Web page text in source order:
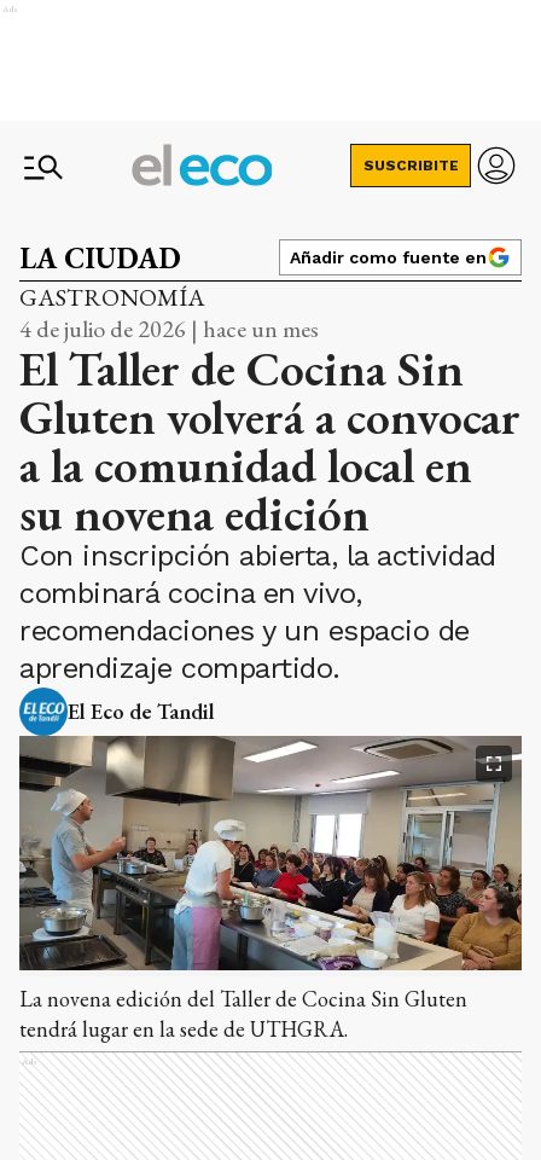
Ads
SUSCRIBITE
LA CIUDAD Añadir como fuente en
GASTRONOMÍA
4 de julio de 2026 | hace un mes
El Taller de Cocina Sin
Gluten volverá a convocar
a la comunidad local en
su novena edición
Con inscripción abierta, la actividad
combinará cocina en vivo,
recomendaciones y un espacio de
aprendizaje compartido.
El Eco de Tandil
La novena edición del Taller de Cocina Sin Gluten
tendrá lugar en la sede de UTHGRA.
Ads